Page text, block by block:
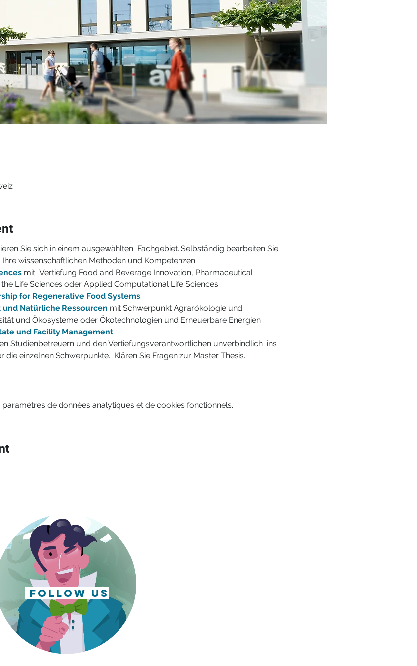
Sie sich in einem ausgewählten  Fachgebiet. Selbständig bearbeiten Sie
wissenschaftlichen Methoden und Kompetenzen.
mit  Vertiefung Food and Beverage Innovation, Pharmaceutical
Life Sciences oder Applied Computational Life Sciences
for Regenerative Food Systems
Natürliche Ressourcen mit Schwerpunkt Agrarökologie und
und Ökosysteme oder Ökotechnologien und Erneuerbare Energien
und Facility Management
Studienbetreuern und den Vertiefungsverantwortlichen unverbindlich  ins
die einzelnen Schwerpunkte.  Klären Sie Fragen zur Master Thesis.
de données analytiques et de cookies fonctionnels.
follow us